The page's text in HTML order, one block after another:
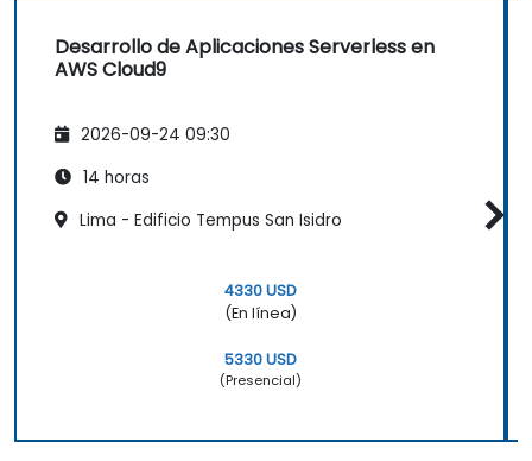
Desarrollo de Aplicaciones Serverless en
AWS Cloud9
2026-09-24 09:30
14 horas
Lima - Edificio Tempus San Isidro
4330 USD
(En línea)
5330 USD
(Presencial)